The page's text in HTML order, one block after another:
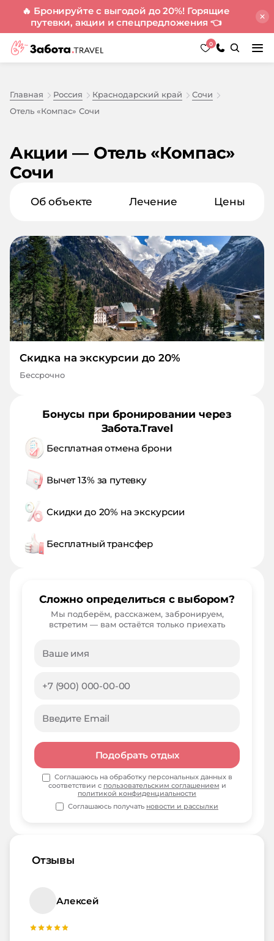
🔥 Бронируйте с выгодой до 20%! Горящие
путевки, акции и спецпредложения 👈
0
Главная Россия Краснодарский край
Сочи
Отель «Компас» Сочи
Акции — Отель «Компас»
Сочи
Об объекте Лечение Цены
Отзывы
Алексей
Скидка на экскурсии до 20%
Бессрочно
Бонусы при бронировании через
Забота.Travel
Бесплатная отмена брони
Вычет 13% за путевку
Скидки до 20% на экскурсии
Бесплатный трансфер
Сложно определиться с выбором?
Мы подберём, расскажем, забронируем,
встретим — вам остаётся только приехать
Подобрать отдых
Соглашаюсь на обработку персональных данных в
соответствии с пользовательским соглашением и
политикой конфиденциальности
Соглашаюсь получать новости и рассылки